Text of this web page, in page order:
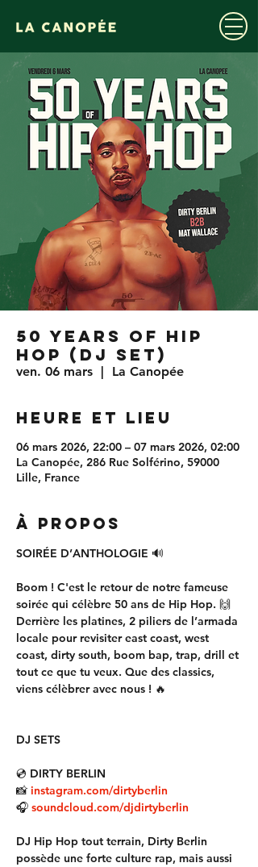
50 YEARS OF HIP
HOP (DJ SET)
ven. 06 mars
  |
La Canopée
Heure et lieu
06 mars 2026, 22:00 – 07 mars 2026, 02:00
La Canopée, 286 Rue Solférino, 59000
Lille, France
À propos
SOIRÉE D’ANTHOLOGIE 🔊
Boom ! C'est le retour de notre fameuse
soirée qui célèbre 50 ans de Hip Hop. 🙌
Derrière les platines, 2 piliers de l’armada
locale pour revisiter east coast, west
coast, dirty south, boom bap, trap, drill et
tout ce que tu veux. Que des classics,
viens célèbrer avec nous ! 🔥
DJ SETS
💿 DIRTY BERLIN
📸 instagram.com/dirtyberlin
🎧 soundcloud.com/djdirtyberlin
DJ Hip Hop tout terrain, Dirty Berlin
possède une forte culture rap, mais aussi